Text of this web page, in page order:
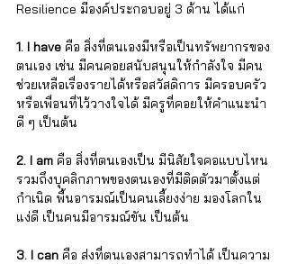
Resilience มีองค์ประกอบอยู่ 3 ด้าน ได้แก่
1. I have คือ สิ่งที่ตนเองมีหรือเป็นทรัพยากรของ
ตนเอง เช่น มีคนคอยสนับสนุนให้กำลังใจ มีคน
ช่วยเหลือเรื่องรายได้หรือสวัสดิการ มีครอบครัว
หรือเพื่อนที่ไว้วางใจได้ มีครูที่คอยให้คำแนะนำ
ดี ๆ เป็นต้น
2. I am คือ สิ่งที่ตนเองเป็น มีนิสัยใจคอแบบไหน
รวมถึงบุคลิกภาพของตนเองที่มีติดตัวมาตั้งแต่
กำเนิด พื้นอารมณ์เป็นคนเลี้ยงง่าย มองโลกใน
แง่ดี เป็นคนมีอารมณ์ขัน เป็นต้น
3. I can คือ ส่งที่ตนเองสามารถทำได้ เป็นความ